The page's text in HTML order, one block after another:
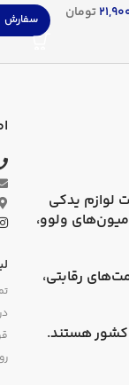
تومان سفارش
در صنعت لوازم یدکی
ولوو،
رقابتی،
کشورهستند.